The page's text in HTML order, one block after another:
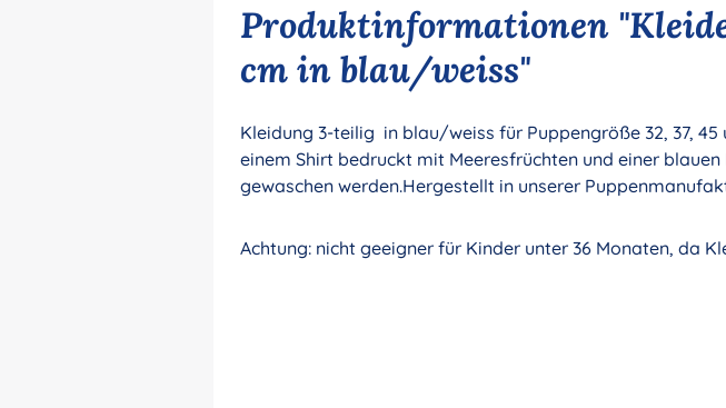
Produktinformationen
cm in blau/weiss"
Kleidung 3-teilig in blau/weiss für Puppengröße 32, 37,
einem Shirt bedruckt mit Meeresfrüchten und einer
gewaschen werden.Hergestellt in unserer
Achtung: nicht geeigner für Kinder unter 36 Monaten, da